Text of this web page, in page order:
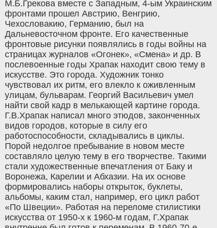
М.Б.Грекова вместе с Западным, 4-ым Украинским
фронтами прошел Австрию, Венгрию,
Чехословакию, Германию, был на
Дальневосточном фронте. Его качественные
фронтовые рисунки появлялись в годы войны на
страницах журналов «Огонек», «Смена» и др. В
послевоенные годы Храпак находит свою тему в
искусстве. Это города. Художник тонко
чувствовал их ритм, его влекло к оживленным
улицам, бульварам. Георгий Васильевич умел
найти свой кадр в мелькающей картине города.
Г.В.Храпак написал много этюдов, законченных
видов городов, которые в силу его
работоспособности, складывались в циклы.
Порой недолгое пребывание в новом месте
составляло целую тему в его творчестве. Такими
стали художественные впечатления от Баку и
Воронежа, Карелии и Абхазии. На их основе
формировались наборы открыток, буклеты,
альбомы, каким стал, например, его цикл работ
«По Швеции». Работая на переломе стилистики
искусства от 1950-х к 1960-м годам, Г.Храпак